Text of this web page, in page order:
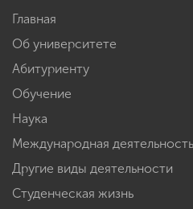
Главная
Об университете
Абитуриенту
Обучение
Наука
Международная деятельность
Другие виды деятельности
Студенческая жизнь